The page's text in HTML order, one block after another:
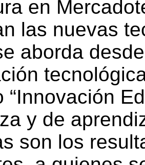
en
las nuevas
aborda
“Innovación
y de
son los